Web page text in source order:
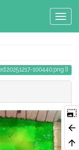
100440.png